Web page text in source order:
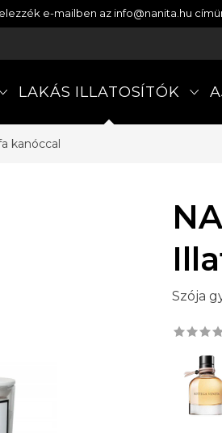
e-mailben az info@nanita.hu
LAKÁS ILLATOSÍTÓK
kanóccal
Szója